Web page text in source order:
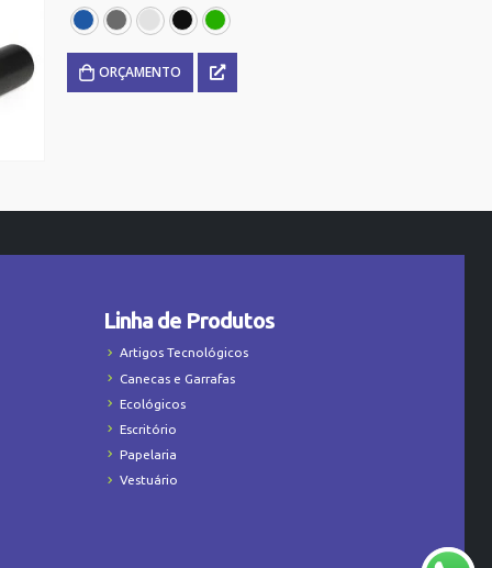
ORÇAMENTO
Linha de Produtos
Artigos Tecnológicos
Canecas e Garrafas
Ecológicos
Escritório
Papelaria
Vestuário